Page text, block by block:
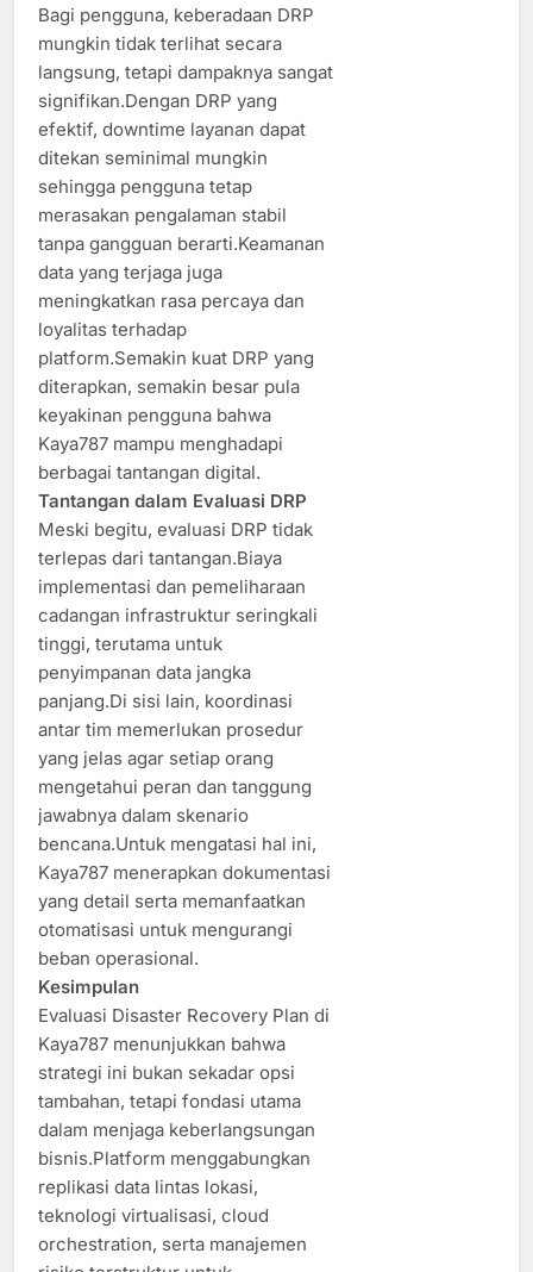
Bagi pengguna, keberadaan DRP
mungkin tidak terlihat secara
langsung, tetapi dampaknya sangat
signifikan.Dengan DRP yang
efektif, downtime layanan dapat
ditekan seminimal mungkin
sehingga pengguna tetap
merasakan pengalaman stabil
tanpa gangguan berarti.Keamanan
data yang terjaga juga
meningkatkan rasa percaya dan
loyalitas terhadap
platform.Semakin kuat DRP yang
diterapkan, semakin besar pula
keyakinan pengguna bahwa
Kaya787 mampu menghadapi
berbagai tantangan digital.
Tantangan dalam Evaluasi DRP
Meski begitu, evaluasi DRP tidak
terlepas dari tantangan.Biaya
implementasi dan pemeliharaan
cadangan infrastruktur seringkali
tinggi, terutama untuk
penyimpanan data jangka
panjang.Di sisi lain, koordinasi
antar tim memerlukan prosedur
yang jelas agar setiap orang
mengetahui peran dan tanggung
jawabnya dalam skenario
bencana.Untuk mengatasi hal ini,
Kaya787 menerapkan dokumentasi
yang detail serta memanfaatkan
otomatisasi untuk mengurangi
beban operasional.
Kesimpulan
Evaluasi Disaster Recovery Plan di
Kaya787 menunjukkan bahwa
strategi ini bukan sekadar opsi
tambahan, tetapi fondasi utama
dalam menjaga keberlangsungan
bisnis.Platform menggabungkan
replikasi data lintas lokasi,
teknologi virtualisasi, cloud
orchestration, serta manajemen